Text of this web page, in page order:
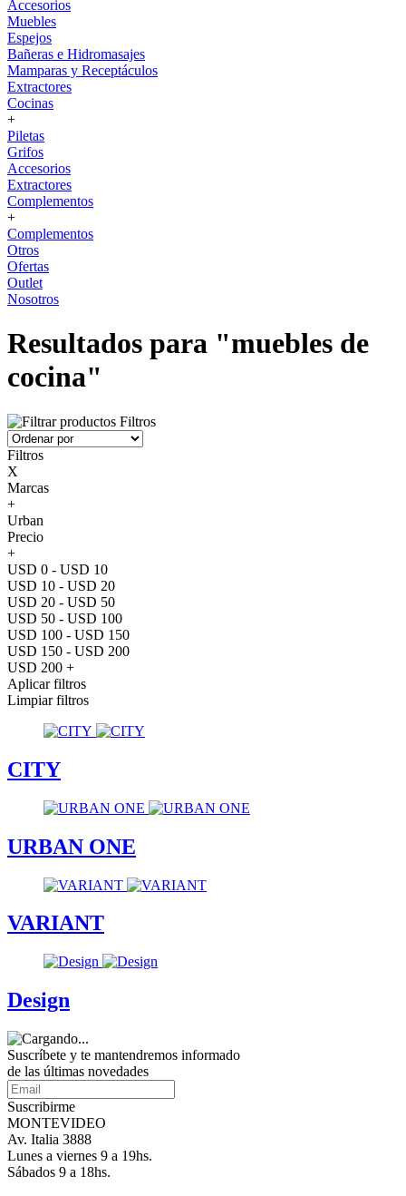
Accesorios
Muebles
Espejos
Bañeras e Hidromasajes
Mamparas y Receptáculos
Extractores
Cocinas
+
Piletas
Grifos
Accesorios
Extractores
Complementos
+
Complementos
Otros
Ofertas
Outlet
Nosotros
Resultados para "muebles de
cocina"
Filtros
Filtros
X
Marcas
+
Urban
Precio
+
USD 0 - USD 10
USD 10 - USD 20
USD 20 - USD 50
USD 50 - USD 100
USD 100 - USD 150
USD 150 - USD 200
USD 200 +
Aplicar filtros
Limpiar filtros
CITY
URBAN ONE
VARIANT
Design
Suscríbete y te mantendremos informado
de las últimas novedades
Suscribirme
MONTEVIDEO
Av. Italia 3888
Lunes a viernes 9 a 19hs.
Sábados 9 a 18hs.